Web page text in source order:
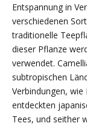
Entspannung in
verschiedenen
traditionelle
dieser Pflanze
verwendet.
subtropischen
Verbindungen, wie
entdeckten
Tees, und seither